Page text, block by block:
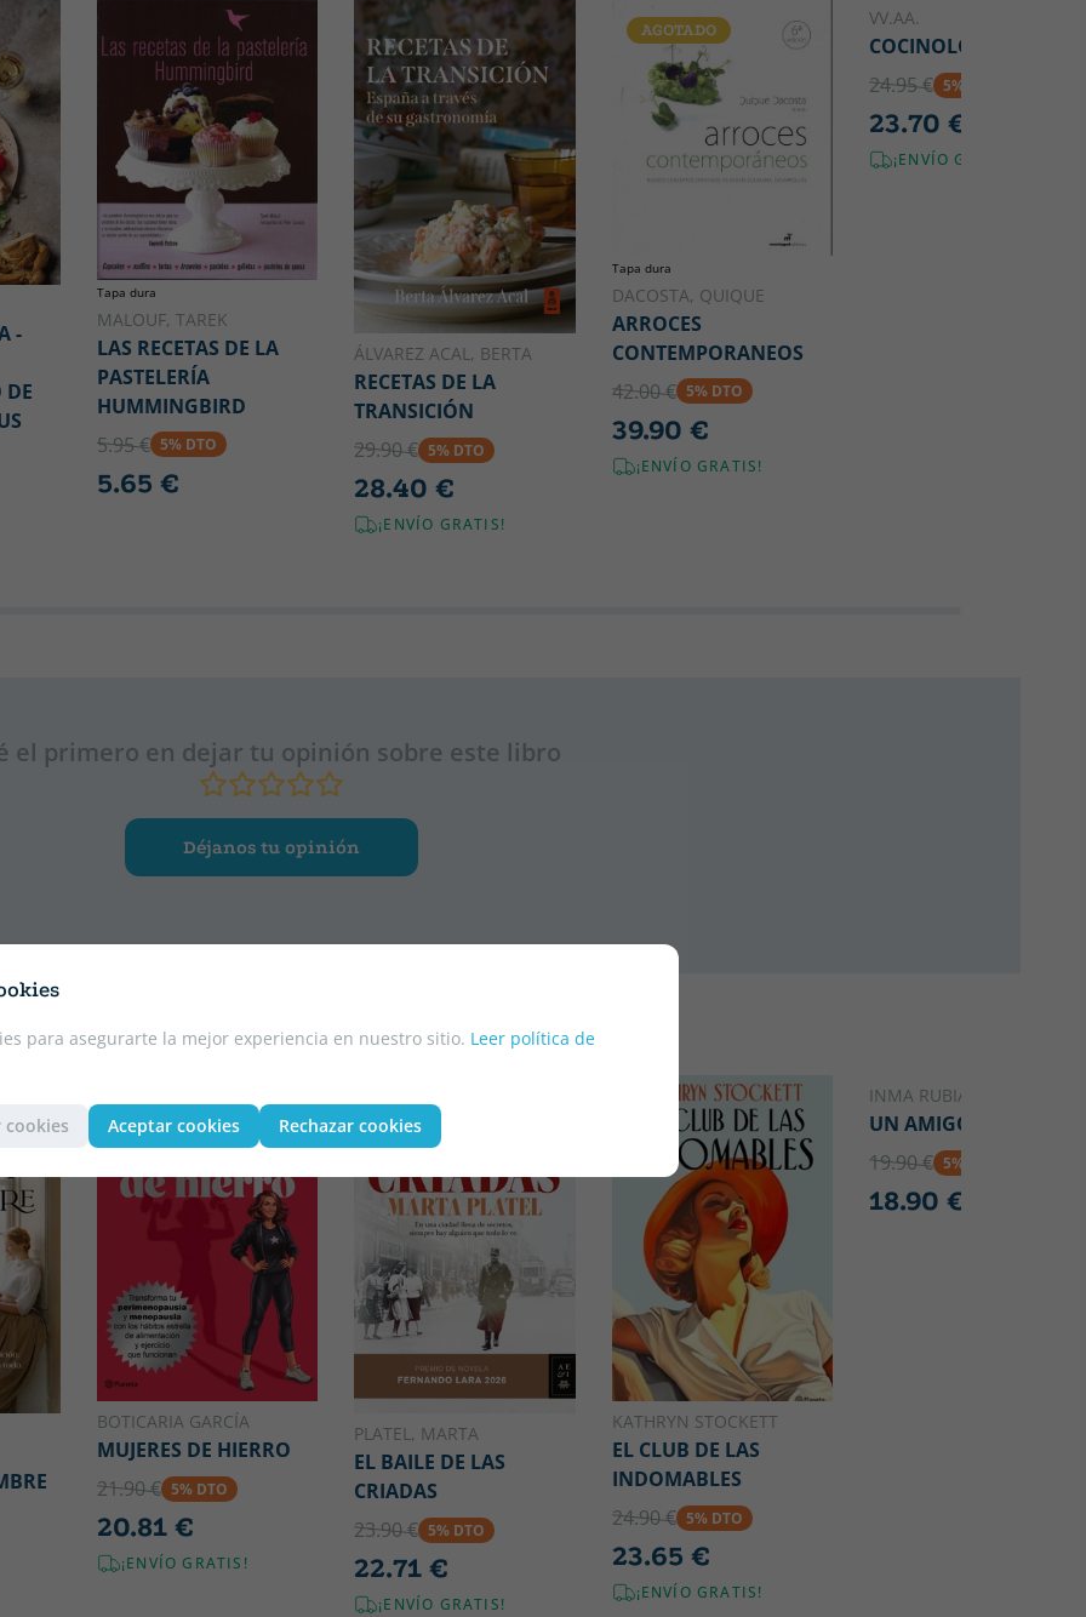
para asegurarte la mejor experiencia en nuestro sitio. Leer política de
cookies Aceptar cookies Rechazar cookies
-
DE
Tapa dura
MALOUF, TAREK
LAS RECETAS DE LA
PASTELERÍA
HUMMINGBIRD
5.95 € 5% DTO
5.65 €
ÁLVAREZ ACAL, BERTA
RECETAS DE LA
TRANSICIÓN
29.90 € 5% DTO
28.40 €
¡ENVÍO GRATIS!
AGOTADO
Tapa dura
DACOSTA, QUIQUE
ARROCES
CONTEMPORANEOS
42.00 € 5% DTO
39.90 €
¡ENVÍO GRATIS!
VV.AA.
COCINOLOGÍA
24.95 € 5% DTO
23.70 €
¡ENVÍO GRATIS!
el primero en dejar tu opinión sobre este libro
Déjanos tu opinión
BOTICARIA GARCÍA
MUJERES DE HIERRO
21.90 € 5% DTO
20.81 €
¡ENVÍO GRATIS!
PLATEL, MARTA
EL BAILE DE LAS
CRIADAS
23.90 € 5% DTO
22.71 €
¡ENVÍO GRATIS!
KATHRYN STOCKETT
EL CLUB DE LAS
INDOMABLES
24.90 € 5% DTO
23.65 €
¡ENVÍO GRATIS!
INMA RUBIALES
UN AMIGO GRATIS
19.90 € 5% DTO
18.90 €